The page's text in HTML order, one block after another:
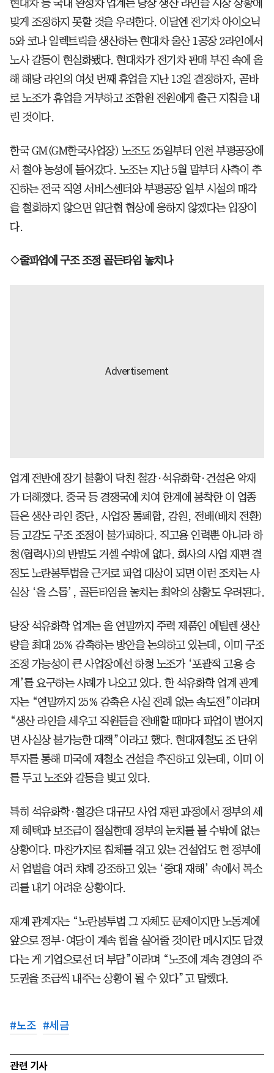
현대차 등 국내 완성차 업계는 당장 생산 라인을 시장 상황에
맞게 조정하지 못할 것을 우려한다. 이달엔 전기차 아이오닉
5와 코나 일렉트릭을 생산하는 현대차 울산 1공장 2라인에서
노사 갈등이 현실화됐다. 현대차가 전기차 판매 부진 속에 올
해 해당 라인의 여섯 번째 휴업을 지난 13일 결정하자, 곧바
로 노조가 휴업을 거부하고 조합원 전원에게 출근 지침을 내
린 것이다.
한국 GM(GM한국사업장) 노조도 25일부터 인천 부평공장에
서 철야 농성에 들어갔다. 노조는 지난 5월 말부터 사측이 추
진하는 전국 직영 서비스센터와 부평공장 일부 시설의 매각
을 철회하지 않으면 임단협 협상에 응하지 않겠다는 입장이
다.
◇줄파업에 구조 조정 골든타임 놓치나
업계 전반에 장기 불황이 닥친 철강·석유화학·건설은 악재
가 더해졌다. 중국 등 경쟁국에 치여 한계에 봉착한 이 업종
들은 생산 라인 중단, 사업장 통폐합, 감원, 전배(배치 전환)
등 고강도 구조 조정이 불가피하다. 직고용 인력뿐 아니라 하
청(협력사)의 반발도 거셀 수밖에 없다. 회사의 사업 재편 결
정도 노란봉투법을 근거로 파업 대상이 되면 이런 조치는 사
실상 ‘올 스톱’, 골든타임을 놓치는 최악의 상황도 우려된다.
당장 석유화학 업계는 올 연말까지 주력 제품인 에틸렌 생산
량을 최대 25% 감축하는 방안을 논의하고 있는데, 이미 구조
조정 가능성이 큰 사업장에선 하청 노조가 ‘포괄적 고용 승
계’를 요구하는 사례가 나오고 있다. 한 석유화학 업계 관계
자는 “연말까지 25% 감축은 사실 전례 없는 속도전”이라며
“생산 라인을 세우고 직원들을 전배할 때마다 파업이 벌어지
면 사실상 불가능한 대책”이라고 했다. 현대제철도 조 단위
투자를 통해 미국에 제철소 건설을 추진하고 있는데, 이미 이
를 두고 노조와 갈등을 빚고 있다.
특히 석유화학·철강은 대규모 사업 재편 과정에서 정부의 세
제 혜택과 보조금이 절실한데 정부의 눈치를 볼 수밖에 없는
상황이다. 마찬가지로 침체를 겪고 있는 건설업도 현 정부에
서 엄벌을 여러 차례 강조하고 있는 ‘중대 재해’ 속에서 목소
리를 내기 어려운 상황이다.
재계 관계자는 “노란봉투법 그 자체도 문제이지만 노동계에
앞으로 정부·여당이 계속 힘을 실어줄 것이란 메시지도 담겼
다는 게 기업으로선 더 부담”이라며 “노조에 계속 경영의 주
도권을 조금씩 내주는 상황이 될 수 있다”고 말했다.
#노조 #세금
관련 기사